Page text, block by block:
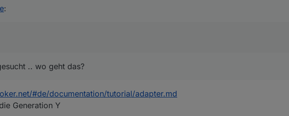
:
.. wo geht das?
#de/documentation/tutorial/adapter.md
Generation Y